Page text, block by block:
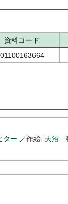
資料コード
01100163664
ター ／作絵, 天沼